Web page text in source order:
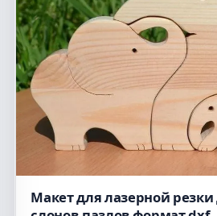
Макет для лазерной